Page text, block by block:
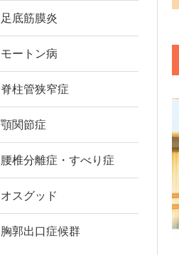
足底筋膜炎
モートン病
脊柱管狭窄症
顎関節症
腰椎分離症・すべり症
オスグッド
胸郭出口症候群